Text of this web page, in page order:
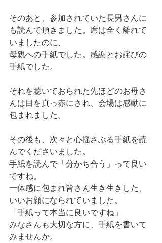
そのあと、参加されていた長男さんに
も読んで頂きました。席は全く離れて
いましたのに、
母親への手紙でした。感謝とお詫びの
手紙でした。
それを聴いておられた先ほどのお母さ
んは目を真っ赤にされ、会場は感動に
包まれました。
その後も、次々と心揺さぶる手紙を読
んでくださいました。
手紙を読んで「分かち合う」って良い
ですね。
一体感に包まれ皆さん生き生きした、
いいお顔になられていました。
「手紙って本当に良いですね」
みなさんも大切な方に、手紙を書いて
みませんか。